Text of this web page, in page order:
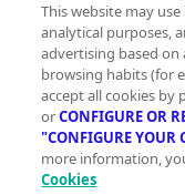
This website may
analytical purposes,
advertising based
browsing habits (for
accept all cookies by
orCONFIGURE OR
"CONFIGURE YOUR
more information,
Cookies